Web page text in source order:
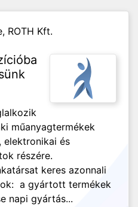
ROTH Kft.
műanyagtermékek
és
részére.
keres azonnali
a gyártott termékek
napi gyártás...